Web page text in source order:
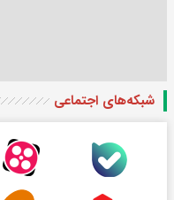
شبکه‌های اجتماعی